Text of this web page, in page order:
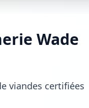
Wade
viandes certifiées